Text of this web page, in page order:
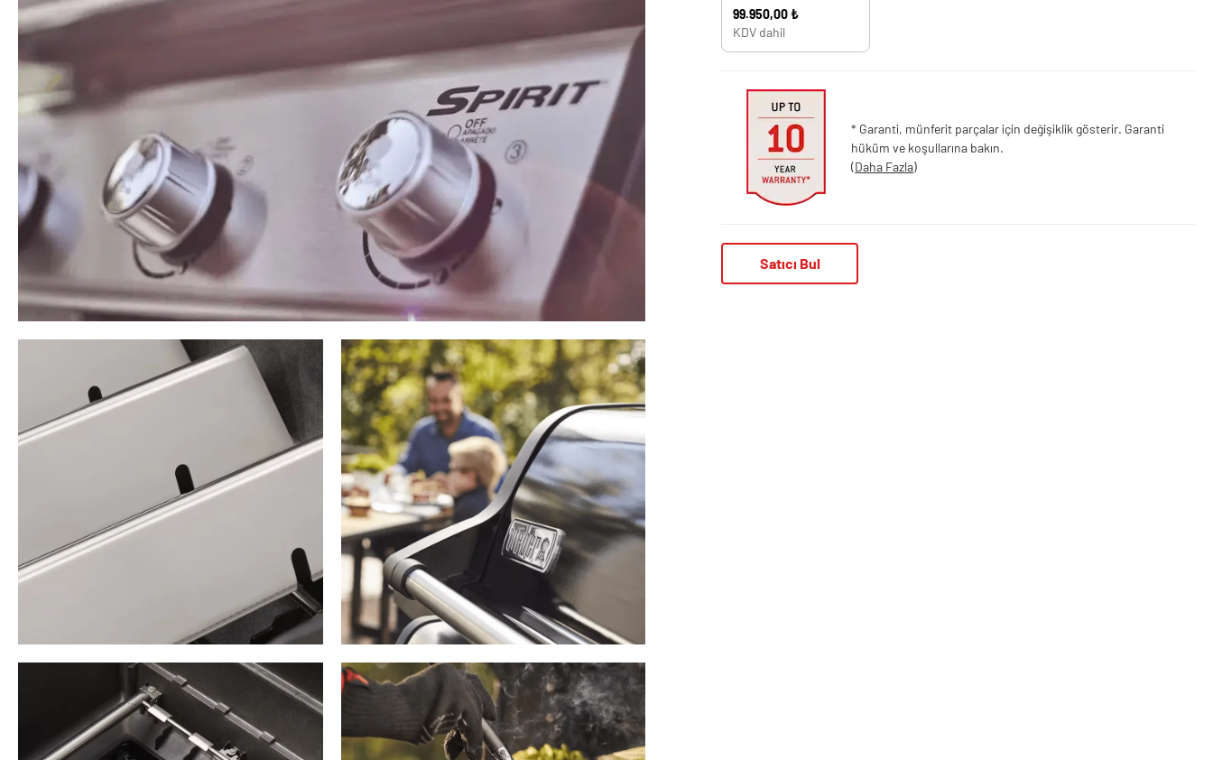
99.950,00 ₺
KDV dahil
* Garanti, münferit parçalar için değişiklik gösterir. Garanti
hüküm ve koşullarına bakın.
(Daha Fazla)
Satıcı Bul